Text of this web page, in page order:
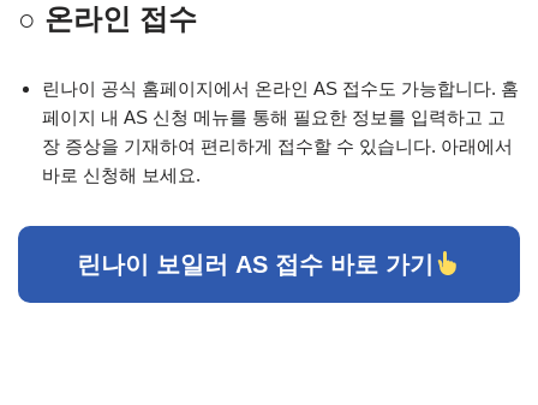
○ 온라인 접수
린나이 공식 홈페이지에서 온라인 AS 접수도 가능합니다. 홈
페이지 내 AS 신청 메뉴를 통해 필요한 정보를 입력하고 고
장 증상을 기재하여 편리하게 접수할 수 있습니다. 아래에서
바로 신청해 보세요.
린나이 보일러 AS 접수 바로 가기